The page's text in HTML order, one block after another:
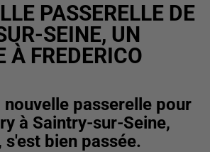
PASSERELLE DE
SEINE, UN
À FREDERICO
nouvelle passerelle pour
à Saintry-sur-Seine,
bien passée.